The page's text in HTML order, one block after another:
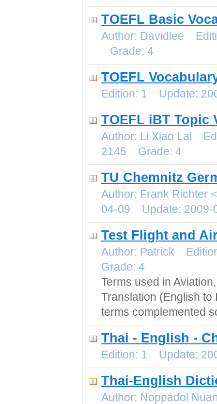
TOEFL Basic
Author: Davidlee
Grade: 4
TOEFL
Edition: 1 Update:
TOEFL iBT Topic
Author: Li Xiao Lai
2145 Grade: 4
TU Chemnitz
Author: Frank Richter
04-09 Update:
Test Flight and
Author: Patrick
Grade: 4
Terms used in
Translation (English
terms complemented
Thai - English -
Edition: 1 Update:
Thai-English
Author: Noppadol